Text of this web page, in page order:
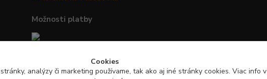
Možnosti platby
Bezpečná platba kartou, Google Pay,
Apple Pay a bankovým prevodom.
Cookies
analýzy či marketing používame, tak ako aj iné stránky cookies. Viac info v